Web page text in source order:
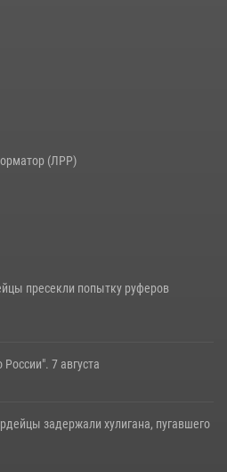
(ЛРР)
пресекли попытку руферов
7 августа
задержали хулигана, пугавшего